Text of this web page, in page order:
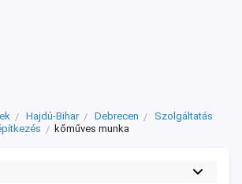
Hajdú-Bihar Debrecen
Szolgáltatás
kőműves munka